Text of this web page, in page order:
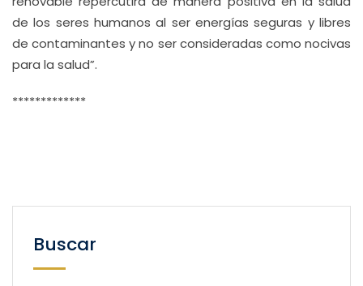
de los seres humanos al ser energías seguras y libres
de contaminantes y no ser consideradas como nocivas
para la salud”.
*************
Buscar